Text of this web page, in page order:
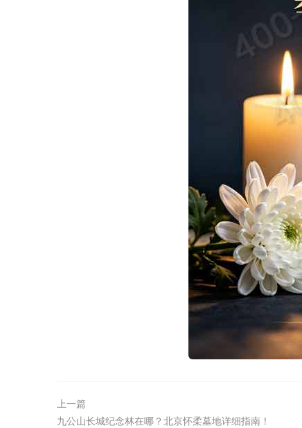
上一篇
九公山长城纪念林在哪？北京怀柔墓地详细指南！